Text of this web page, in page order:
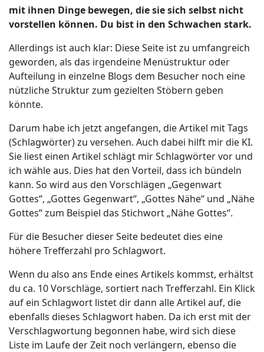
mit ihnen Dinge bewegen, die sie sich selbst nicht
vorstellen können. Du bist in den Schwachen stark.
Allerdings ist auch klar: Diese Seite ist zu umfangreich
geworden, als das irgendeine Menüstruktur oder
Aufteilung in einzelne Blogs dem Besucher noch eine
nützliche Struktur zum gezielten Stöbern geben
könnte.
Darum habe ich jetzt angefangen, die Artikel mit Tags
(Schlagwörter) zu versehen. Auch dabei hilft mir die KI.
Sie liest einen Artikel schlägt mir Schlagwörter vor und
ich wähle aus. Dies hat den Vorteil, dass ich bündeln
kann. So wird aus den Vorschlägen „Gegenwart
Gottes“, „Gottes Gegenwart“, „Gottes Nähe“ und „Nähe
Gottes“ zum Beispiel das Stichwort „Nähe Gottes“.
Für die Besucher dieser Seite bedeutet dies eine
höhere Trefferzahl pro Schlagwort.
Wenn du also ans Ende eines Artikels kommst, erhältst
du ca. 10 Vorschläge, sortiert nach Trefferzahl. Ein Klick
auf ein Schlagwort listet dir dann alle Artikel auf, die
ebenfalls dieses Schlagwort haben. Da ich erst mit der
Verschlagwortung begonnen habe, wird sich diese
Liste im Laufe der Zeit noch verlängern, ebenso die